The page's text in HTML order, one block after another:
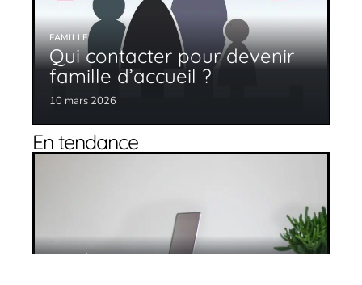
FAMILLE
Qui contacter pour devenir
famille d’accueil ?
10 mars 2026
En tendance
Les défis de la gestion des EHPAD